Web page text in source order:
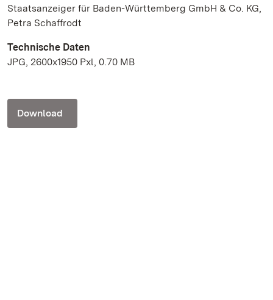
Staatsanzeiger für Baden-Württemberg GmbH & Co. KG,
Petra Schaffrodt
Technische Daten
JPG, 2600x1950 Pxl, 0.70 MB
Download